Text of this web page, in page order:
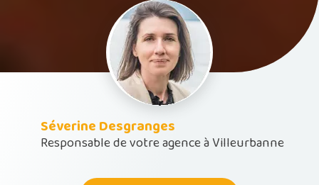
Séverine Desgranges
Responsable de votre agence à Villeurbanne